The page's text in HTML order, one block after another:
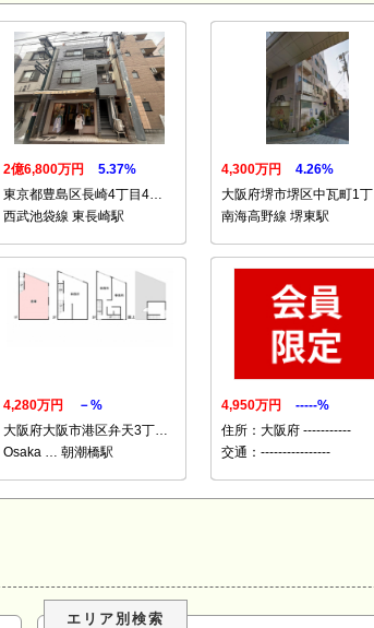
2億6,800万円
5.37%
東京都豊島区長崎4丁目4…
西武池袋線 東長崎駅
4,300万円
4.26%
大阪府堺市堺区中瓦町1丁
南海高野線 堺東駅
4,280万円
－%
大阪府大阪市港区弁天3丁…
Osaka … 朝潮橋駅
4,950万円
-----%
住所：大阪府 -----------
交通：----------------
エリア別検索